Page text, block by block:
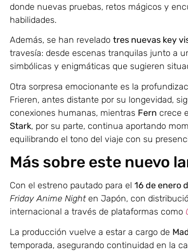
donde nuevas pruebas, retos mágicos y
habilidades.
Además, se han revelado tres nuevas key
travesía: desde escenas tranquilas junto a
simbólicas y enigmáticas que sugieren
Otra sorpresa emocionante es la
Frieren, antes distante por su longevidad,
conexiones humanas, mientras Fern crece
Stark, por su parte, continua aportando
equilibrando el tono del viaje con su
Más sobre este nuevo
Con el estreno pautado para el 16 de enero
Friday Anime Nighten Japón, con
internacional a través de plataformas como
La producción vuelve a estar a cargo de
temporada, asegurando continuidad en la